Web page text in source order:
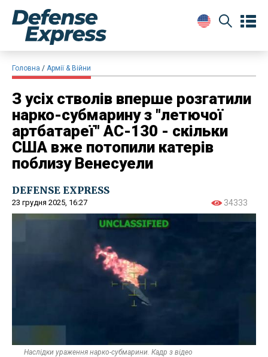
Головна Армії & Війни
З усіх стволів вперше розгатили
нарко-субмарину з "летючої
артбатареї" AC-130 - скільки
США вже потопили катерів
поблизу Венесуели
DEFENSE EXPRESS
23 грудня 2025, 16:27 34333
Наслідки ураження нарко-субмарини. Кадр з відео